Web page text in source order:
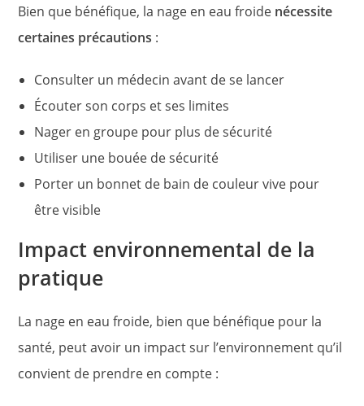
Bien que bénéfique, la nage en eau froide nécessite
certaines précautions :
Consulter un médecin avant de se lancer
Écouter son corps et ses limites
Nager en groupe pour plus de sécurité
Utiliser une bouée de sécurité
Porter un bonnet de bain de couleur vive pour
être visible
Impact environnemental de la
pratique
La nage en eau froide, bien que bénéfique pour la
santé, peut avoir un impact sur l’environnement qu’il
convient de prendre en compte :